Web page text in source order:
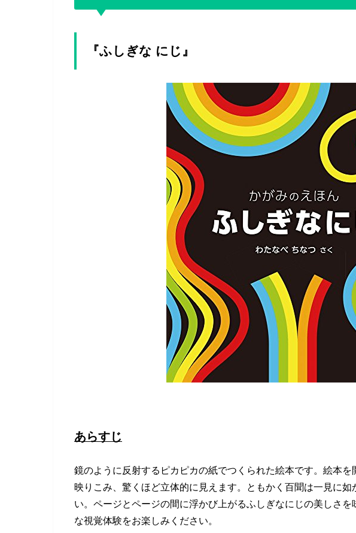
『ふしぎな にじ』
あらすじ
鏡のように反射するピカピカの紙でつくられた絵本です。絵本
映りこみ、驚くほど立体的に見えます。ともかく百聞は一見に
い。ページとページの間に浮かび上がるふしぎなにじの美しさ
な視覚体験をお楽しみください。